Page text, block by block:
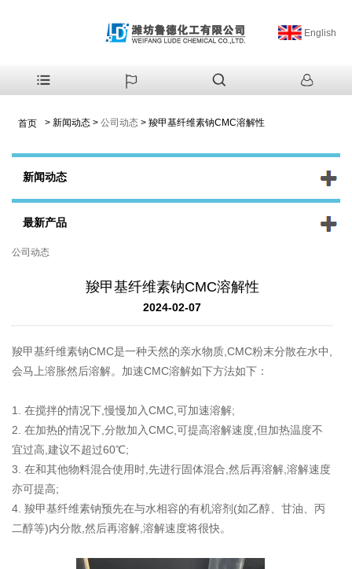
English
首页 > 新闻动态 > 公司动态 > 羧甲基纤维素钠CMC溶解性
新闻动态
最新产品
公司动态
羧甲基纤维素钠CMC溶解性
2024-02-07
羧甲基纤维素钠CMC是一种天然的亲水物质,CMC粉末分散在水中,
会马上溶胀然后溶解。加速CMC溶解如下方法如下：
1. 在搅拌的情况下,慢慢加入CMC,可加速溶解;
2. 在加热的情况下,分散加入CMC,可提高溶解速度,但加热温度不
宜过高,建议不超过60℃;
3. 在和其他物料混合使用时,先进行固体混合,然后再溶解,溶解速度
亦可提高;
4. 羧甲基纤维素钠预先在与水相容的有机溶剂(如乙醇、甘油、丙
二醇等)内分散,然后再溶解,溶解速度将很快。